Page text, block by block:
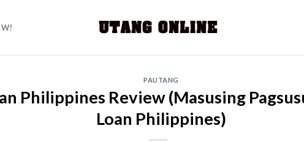
PAUTANG
Philippines Review (Masusing
Loan Philippines)